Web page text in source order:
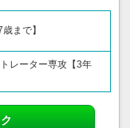
まで】
レーター専攻【3年